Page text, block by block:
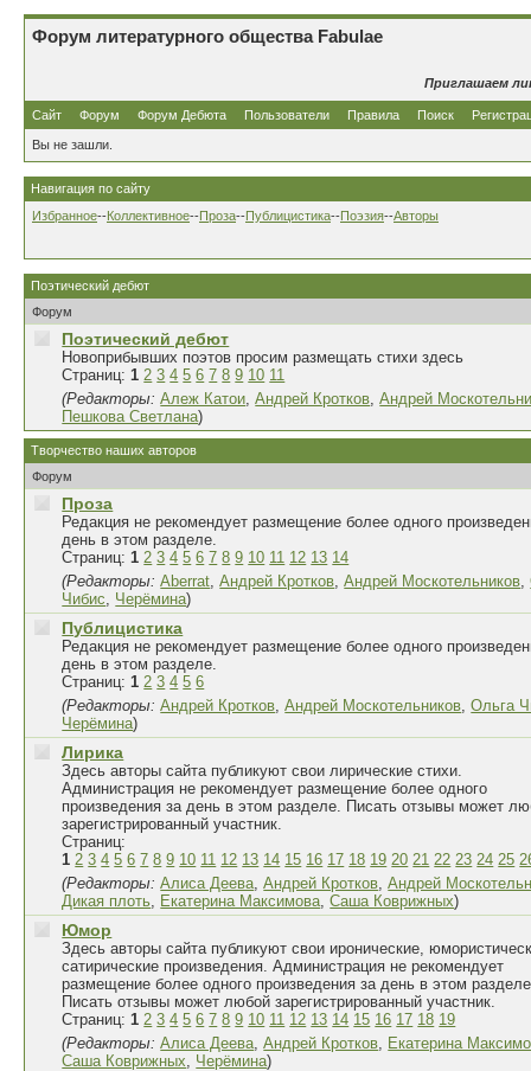
Форум литературного общества Fabulae
Приглашаем
Сайт Форум Форум Дебюта Пользователи Правила Поиск
Вы не зашли.
Навигация по сайту
Избранное--Коллективное--Проза--Публицистика--Поэзия--Авторы
Поэтический дебют
Форум
Поэтический дебют
Новоприбывших поэтов просим размещать стихи здесь
Страниц:1 2 3 4 5 6 7 8 9 10 11
(Редакторы: Алеж Катои,Андрей Кротков,Андрей
Пешкова Светлана)
Творчество наших авторов
Форум
Проза
Редакция не рекомендует размещение более одного
день в этом разделе.
Страниц:1 2 3 4 5 6 7 8 9 10 11 12 13 14
(Редакторы: Aberrat,Андрей Кротков,Андрей Москотельников,
Чибис, Черёмина)
Публицистика
Редакция не рекомендует размещение более одного
день в этом разделе.
Страниц:1 2 3 4 5 6
(Редакторы: Андрей Кротков,Андрей Москотельников,Ольга
Черёмина)
Лирика
Здесь авторы сайта публикуют свои лирические стихи.
Администрация не рекомендует размещение более одного
произведения за день в этом разделе. Писать отзывы может
зарегистрированный участник.
Страниц:
1 2 3 4 5 6 7 8 9 10 11 12 13 14 15 16 17 18 19 20 21 22 23 24 25
(Редакторы: Алиса Деева,Андрей Кротков,Андрей
Дикая плоть, Екатерина Максимова,Саша Коврижных)
Юмор
Здесь авторы сайта публикуют свои иронические,
сатирические произведения. Администрация не рекомендует
размещение более одного произведения за день в этом
Писать отзывы может любой зарегистрированный участник.
Страниц:1 2 3 4 5 6 7 8 9 10 11 12 13 14 15 16 17 18 19
(Редакторы: Алиса Деева,Андрей Кротков, Екатерина
Саша Коврижных, Черёмина)